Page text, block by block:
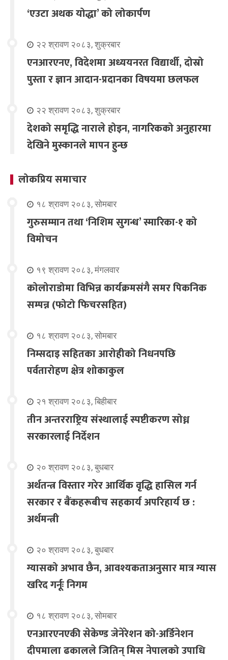
‘एउटा अथक योद्धा’ को लोकार्पण
२२ श्रावण २०८३, शुक्रबार
एनआरएनए, विदेशमा अध्ययनरत विद्यार्थी, दोस्रो
पुस्ता र ज्ञान आदान-प्रदानका विषयमा छलफल
२२ श्रावण २०८३, शुक्रबार
देशको समृद्धि नाराले होइन, नागरिकको अनुहारमा
देखिने मुस्कानले मापन हुन्छ
लोकप्रिय समाचार
१८ श्रावण २०८३, सोमबार
गुरुसम्मान तथा ‘निशिम सुगन्ध’ स्मारिका-१ को
विमोचन
१९ श्रावण २०८३, मंगलवार
कोलोराडोमा विभिन्न कार्यक्रमसंगै समर पिकनिक
सम्पन्न (फोटो फिचरसहित)
१८ श्रावण २०८३, सोमबार
निम्सदाइ सहितका आरोहीको निधनपछि
पर्वतारोहण क्षेत्र शोकाकुल
२१ श्रावण २०८३, बिहीबार
तीन अन्तरराष्ट्रिय संस्थालाई स्पष्टीकरण सोध्न
सरकारलाई निर्देशन
२० श्रावण २०८३, बुधबार
अर्थतन्त्र विस्तार गरेर आर्थिक वृद्धि हासिल गर्न
सरकार र बैंकहरूबीच सहकार्य अपरिहार्य छ :
अर्थमन्त्री
२० श्रावण २०८३, बुधबार
ग्यासको अभाव छैन, आवश्यकताअनुसार मात्र ग्यास
खरिद गर्नूः निगम
१८ श्रावण २०८३, सोमबार
एनआरएनएकी सेकेण्ड जेनेरेशन को-अर्डिनेशन
दीपमाला ढकालले जितिन् मिस नेपालको उपाधि